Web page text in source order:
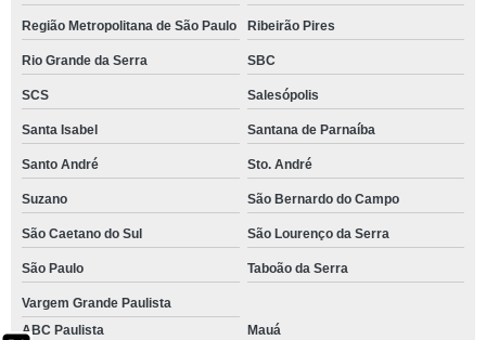
Região Metropolitana de São Paulo Ribeirão Pires
Rio Grande da Serra SBC
SCS Salesópolis
Santa Isabel Santana de Parnaíba
Santo André Sto. André
Suzano São Bernardo do Campo
São Caetano do Sul São Lourenço da Serra
São Paulo Taboão da Serra
Vargem Grande Paulista
ABC Paulista
Mauá